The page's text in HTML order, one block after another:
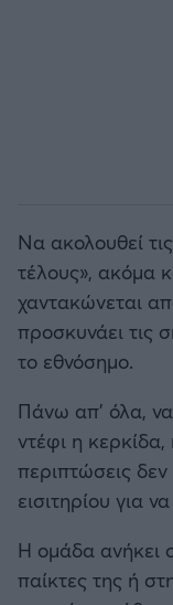
Να ακολουθεί
τέλους», ακόμα
χαντακώνεται
προσκυνάει τις
το εθνόσημο.
Πάνω απ’ όλα,
ντέφι η
περιπτώσεις
εισιτηρίου για
Η ομάδα ανήκει
παίκτες της ή